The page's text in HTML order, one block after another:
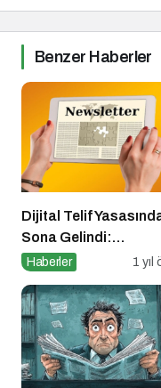
Benzer Haberler
Dijital Telif
Sona Gelindi:
Yayıncılara Haziran
Haberler 1 yıl